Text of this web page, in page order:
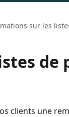
sur les
de
clients une